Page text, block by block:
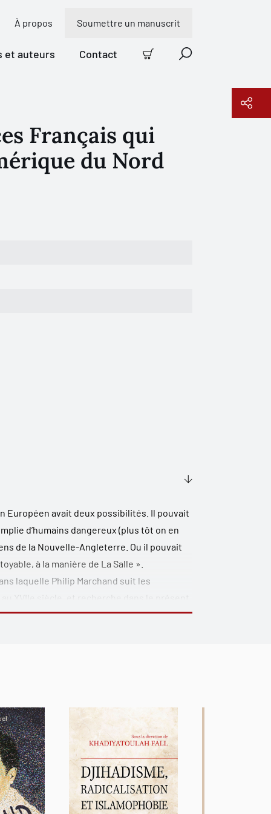
À propos Soumettre un manuscrit
et auteurs Contact
Panier Recherche
Français qui
du Nord
Européen avait deux possibilités. Il pouvait
d’humains dangereux (plus tôt on en
de la Nouvelle-Angleterre. Ou il pouvait
à la manière de La Salle ».
laquelle Philip Marchand suit les
XVIIe
du Nord.
La Salle et ra conte l’histoire étonnante
de fourrures et des soldats qui
les nations indiennes ou se battirent
de l’Amérique du Nord.
du Nouveau Monde, dans les bars